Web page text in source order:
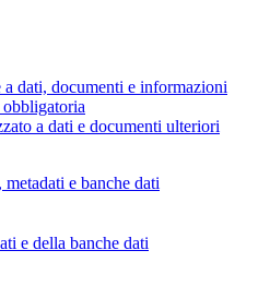
dati, documenti e informazioni
a dati e documenti ulteriori
e banche dati
e della banche dati